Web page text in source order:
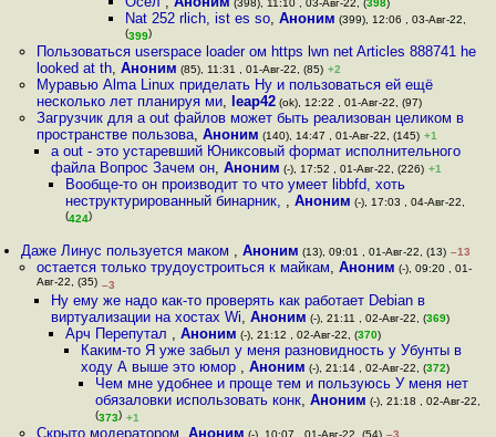
(398), 11:10 , 03-Авг-22, (398)
Nat 252 rlich, ist es so, Аноним (399), 12:06 , 03-Авг-22,
(399)
Пользоваться userspace loader ом https lwn net Articles 888741 he
looked at th, Аноним (85), 11:31 , 01-Авг-22, (85) +2
Муравью Alma Linux приделать Ну и пользоваться ей ещё
несколько лет планируя ми, leap42(ok), 12:22 , 01-Авг-22, (97)
Загрузчик для a out файлов может быть реализован целиком в
пространстве пользова, Аноним (140), 14:47 , 01-Авг-22, (145) +1
a out - это устаревший Юниксовый формат исполнительного
файла Вопрос Зачем он, Аноним (-), 17:52 , 01-Авг-22, (226) +1
Вообще-то он производит то что умеет libbfd, хоть
неструктурированный бинарник, ,Аноним (-), 17:03 , 04-Авг-22,
(424)
Даже Линус пользуется маком ,Аноним (13), 09:01 , 01-Авг-22, (13) –13
остается только трудоустроиться к майкам, Аноним (-), 09:20 , 01-
Авг-22, (35) –3
Ну ему же надо как-то проверять как работает Debian в
виртуализации на хостах Wi, Аноним (-), 21:11 , 02-Авг-22, (369)
Арч Перепутал ,Аноним (-), 21:12 , 02-Авг-22, (370)
Каким-то Я уже забыл у меня разновидность у Убунты в
ходу А выше это юмор , Аноним (-), 21:14 , 02-Авг-22, (372)
Чем мне удобнее и проще тем и пользуюсь У меня нет
обязаловки использовать конк, Аноним (-), 21:18 , 02-Авг-22,
(373) +1
Скрыто модератором, Аноним (-), 10:07 , 01-Авг-22, (54) –3